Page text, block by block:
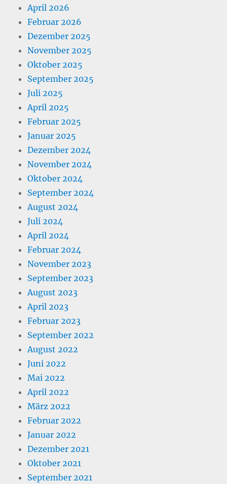
April 2026
Februar 2026
Dezember 2025
November 2025
Oktober 2025
September 2025
Juli 2025
April 2025
Februar 2025
Januar 2025
Dezember 2024
November 2024
Oktober 2024
September 2024
August 2024
Juli 2024
April 2024
Februar 2024
November 2023
September 2023
August 2023
April 2023
Februar 2023
September 2022
August 2022
Juni 2022
Mai 2022
April 2022
März 2022
Februar 2022
Januar 2022
Dezember 2021
Oktober 2021
September 2021